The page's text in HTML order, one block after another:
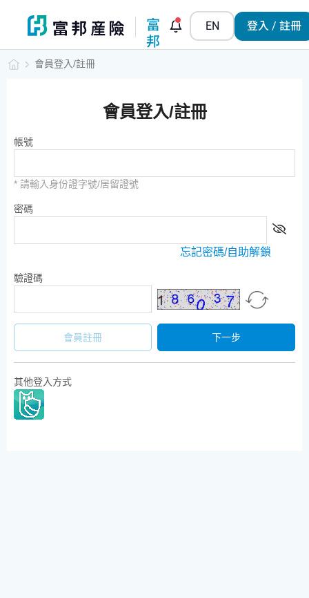
富
邦
EN 登入 / 註冊
會員登入/註冊
會員登入/註冊
帳號
* 請輸入身份證字號/居留證號
密碼
忘記密碼/自助解鎖
驗證碼
會員註冊 下一步
其他登入方式